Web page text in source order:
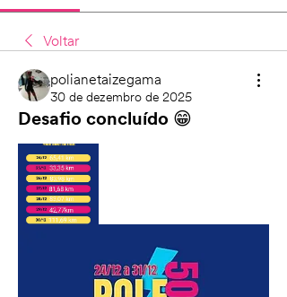
Voltar
polianetaizegama
30 de dezembro de 2025
Desafio concluído 😁